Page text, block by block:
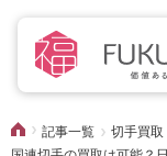
記事一覧
切手買取